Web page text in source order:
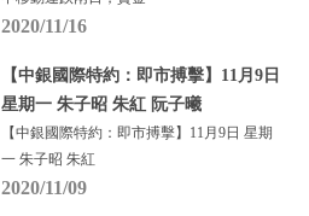
2020/11/16
【中銀國際特約：即市搏擊】11月9日
星期一 朱子昭 朱紅 阮子曦
【中銀國際特約：即市搏擊】11月9日 星期
一 朱子昭 朱紅
2020/11/09